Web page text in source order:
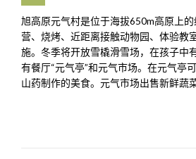
旭高原元气村是位于海拔650m高原上
营、烧烤、近距离接触动物园、体验教
施。冬季将开放雪橇滑雪场，在孩子中
有餐厅“元气亭”和元气市场。在元气亭
山药制作的美食。元气市场出售新鲜蔬